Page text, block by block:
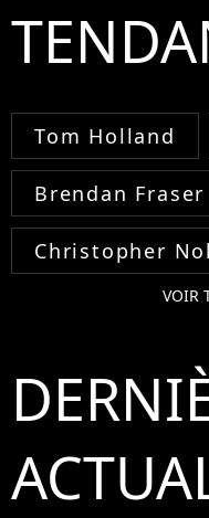
Tom Holland
Brendan Fraser
Christopher
VOIR